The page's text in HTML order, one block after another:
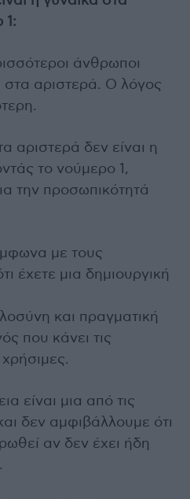
1:
άνθρωποι
στα αριστερά. Ο λόγος
αριστερά δεν είναι η
το νούμερο 1,
την προσωπικότητά
με τους
έχετε μια δημιουργική
και πραγματική
που κάνει τις
είναι μια από τις
δεν αμφιβάλλουμε ότι
αν δεν έχει ήδη